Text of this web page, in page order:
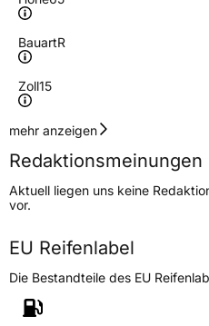
BauartR
Zoll15
Geschwindigkeitsindex
Höchstgeschwindigkeit
210 km/h
Lastindex95
Höchstlast690 kg
Generelle Merkmale
Fahrzeugtyp
mehr anzeigen
Redaktionsmeinungen
Aktuell liegen uns keine
vor.
EU Reifenlabel
Die Bestandteile des EU